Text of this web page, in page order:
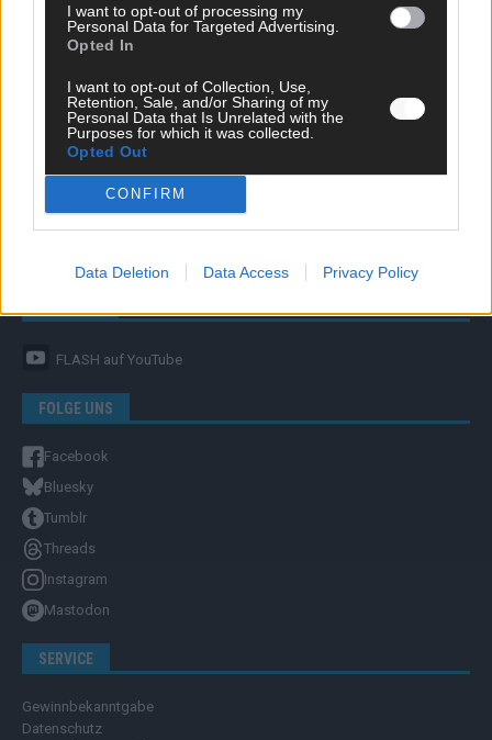
I want to opt-out of processing my
Personal Data for Targeted Advertising.
Opted In
I want to opt-out of Collection, Use,
Retention, Sale, and/or Sharing of my
Personal Data that Is Unrelated with the
Purposes for which it was collected.
Opted Out
CONFIRM
Data Deletion Data Access Privacy Policy
ÜBER UNS
Unternehmensporträt
Ehtikrichtlinie & Faktencheck
FLASH auf YouTube
FOLGE UNS
Facebook
Bluesky
Tumblr
Threads
Instagram
Mastodon
SERVICE
Gewinnbekanntgabe
Datenschutz